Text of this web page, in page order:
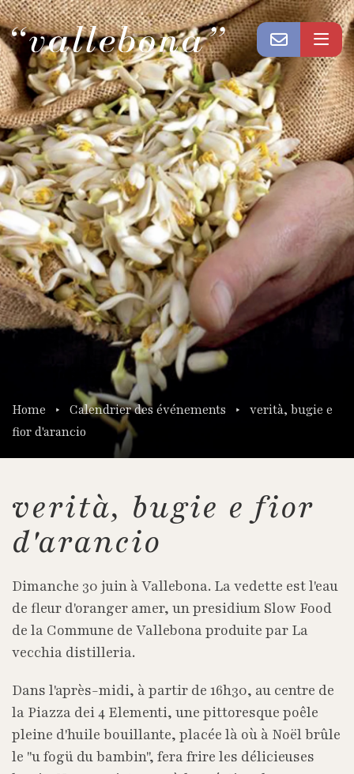
Home Calendrier des événements
verità, bugie e
fior d'arancio
verità, bugie e fior
d'arancio
Dimanche 30 juin à Vallebona. La vedette est l'eau
de fleur d'oranger amer, un presidium Slow Food
de la Commune de Vallebona produite par La
vecchia distilleria.
Dans l'après-midi, à partir de 16h30, au centre de
la Piazza dei 4 Elementi, une pittoresque poêle
pleine d'huile bouillante, placée là où à Noël brûle
le "u fogü du bambin", fera frire les délicieuses